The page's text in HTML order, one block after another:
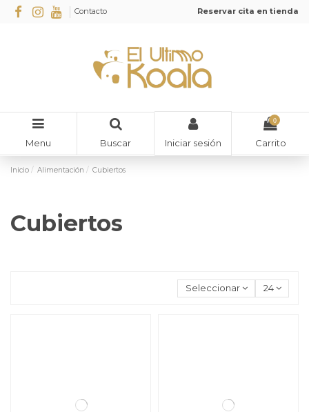
Contacto Reservar cita en tienda
Menu Buscar Iniciar sesión
0
Carrito
Inicio Alimentación Cubiertos
Cubiertos
Seleccionar 24